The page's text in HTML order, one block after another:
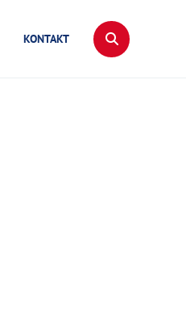
KONTAKT